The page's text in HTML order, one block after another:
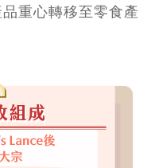
重心轉移至零食產